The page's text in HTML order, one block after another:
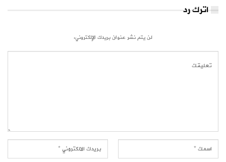
اترك رد
لن يتم نشر عنوان بريدك الإلكتروني.